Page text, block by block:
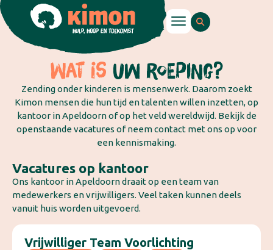
WAT IS UW ROEPING?
Zending onder kinderen is mensenwerk. Daarom zoekt
Kimon mensen die hun tijd en talenten willen inzetten, op
kantoor in Apeldoorn of op het veld wereldwijd. Bekijk de
openstaande vacatures of neem contact met ons op voor
een kennismaking.
Vacatures op kantoor
Ons kantoor in Apeldoorn draait op een team van
medewerkers en vrijwilligers. Veel taken kunnen deels
vanuit huis worden uitgevoerd.
Vrijwilliger Team Voorlichting